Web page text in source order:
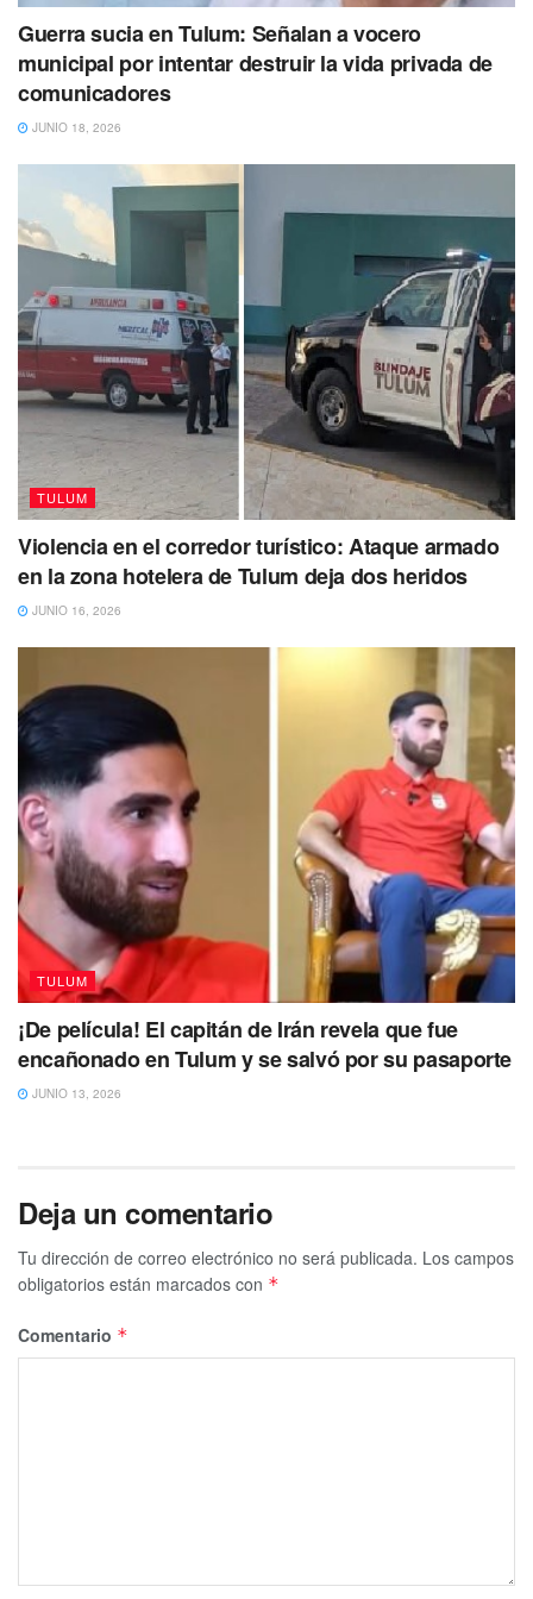
Guerra sucia en Tulum: Señalan a vocero
municipal por intentar destruir la vida privada de
comunicadores
JUNIO 18, 2026
TULUM
Violencia en el corredor turístico: Ataque armado
en la zona hotelera de Tulum deja dos heridos
JUNIO 16, 2026
TULUM
¡De película! El capitán de Irán revela que fue
encañonado en Tulum y se salvó por su pasaporte
JUNIO 13, 2026
Deja un comentario
Tu dirección de correo electrónico no será publicada. Los campos
obligatorios están marcados con *
Comentario *